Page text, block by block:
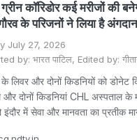
ग्रीन कॉरिडोर कई मरीजों की
के परिजनों ने लिया है
July 27, 2026
by: भारत पाटिल, Edited by:
लिवर और दोनों किडनियों को डोनेट
दोनों किडनियां CHL अस्पताल के
में सेवा और मानवता का प्रतीक